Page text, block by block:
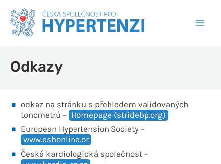
Odkazy
odkaz na stránku s přehledem validovaných
tonometrů – Homepage (stridebp.org)
European Hypertension Society –
www.eshonline.or
Česká kardiologická společnost –